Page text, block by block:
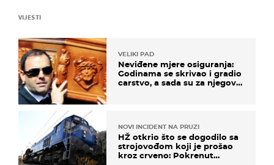
VIJESTI
VELIKI PAD
Neviđene mjere osiguranja:
Godinama se skrivao i gradio
carstvo, a sada su za njegovo
NOVI INCIDENT NA PRUZI
HŽ otkrio što se dogodilo sa
strojovođom koji je prošao
kroz crveno: Pokrenut